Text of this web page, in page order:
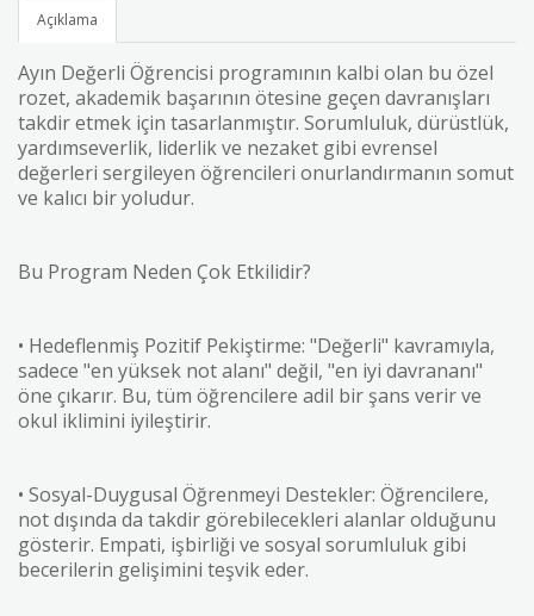
Açıklama
Ayın Değerli Öğrencisi programının kalbi olan bu özel
rozet, akademik başarının ötesine geçen davranışları
takdir etmek için tasarlanmıştır. Sorumluluk, dürüstlük,
yardımseverlik, liderlik ve nezaket gibi evrensel
değerleri sergileyen öğrencileri onurlandırmanın somut
ve kalıcı bir yoludur.
Bu Program Neden Çok Etkilidir?
• Hedeflenmiş Pozitif Pekiştirme: "Değerli" kavramıyla,
sadece "en yüksek not alanı" değil, "en iyi davrananı"
öne çıkarır. Bu, tüm öğrencilere adil bir şans verir ve
okul iklimini iyileştirir.
• Sosyal-Duygusal Öğrenmeyi Destekler: Öğrencilere,
not dışında da takdir görebilecekleri alanlar olduğunu
gösterir. Empati, işbirliği ve sosyal sorumluluk gibi
becerilerin gelişimini teşvik eder.